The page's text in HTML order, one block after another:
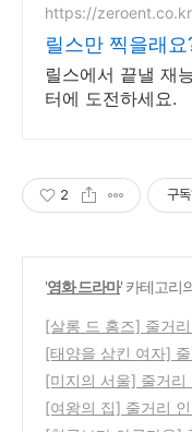
https://
릴스만 찍을래요
릴스에서 끝낼 재
터에 도전하세요.
2 구독
'영화 드라마' 카테고리
[살롱 드 홈즈] 줄거
작 등장인물 총정리
[태양을 삼킨 여자]
몇부작 등장인물 총
[미지의 서울] 줄거리
작 등장인물 총정리
[여왕의 집] 줄거리